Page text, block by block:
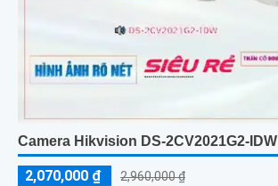
Camera Hikvision DS-2CV2021G2-IDW
2,070,000 ₫ 2,960,000 ₫